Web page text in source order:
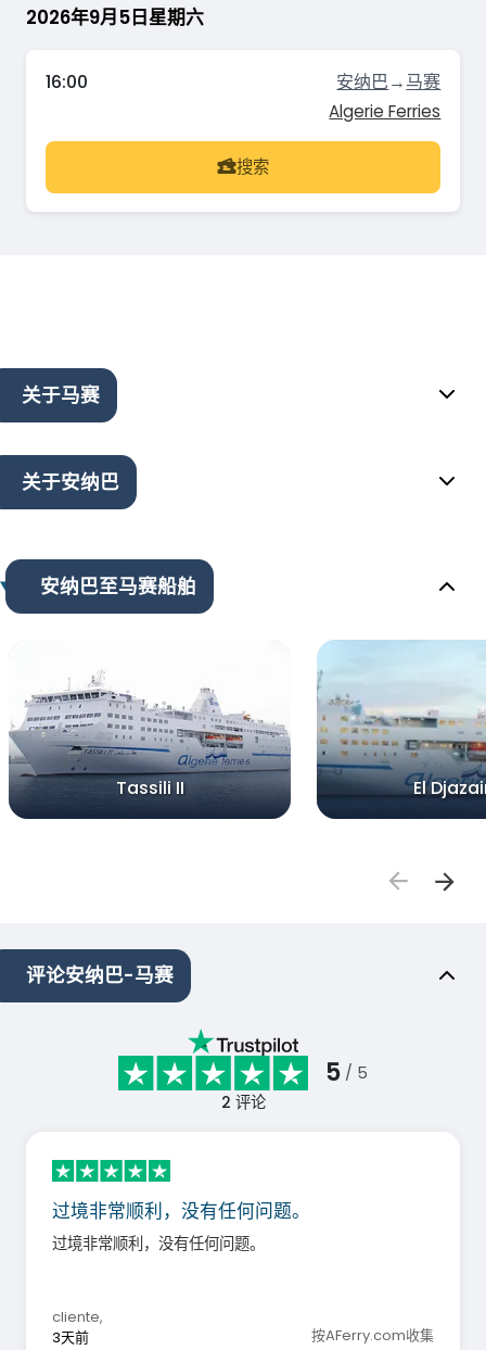
2026年9月5日星期六
16:00 安纳巴→马赛
Algerie Ferries
搜索
关于马赛
关于安纳巴
安纳巴至马赛船舶
Tassili II El
评论安纳巴-马赛
5 / 5
2 评论
过境非常顺利，没有任何问题。
过境非常顺利，没有任何问题。
cliente,
3天前
按AFerry.com收集